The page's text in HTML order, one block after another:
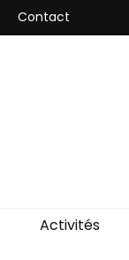
Contact
Activités